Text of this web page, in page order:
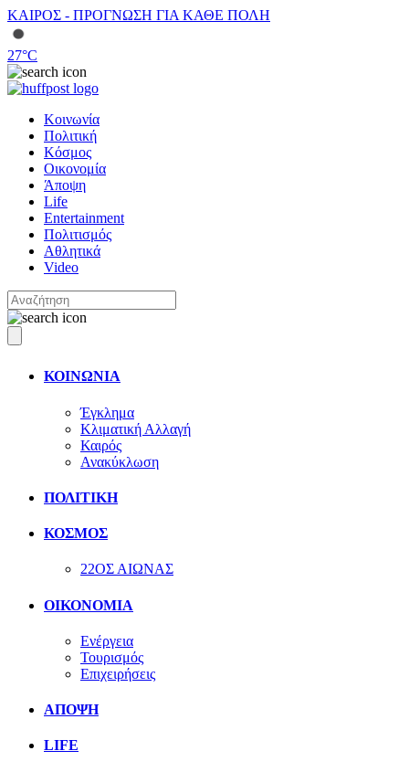
ΚΑΙΡΟΣ - ΠΡΟΓΝΩΣΗ ΓΙΑ ΚΑΘΕ ΠΟΛΗ
27°C
Κοινωνία
Πολιτική
Κόσμος
Οικονομία
Άποψη
Life
Entertainment
Πολιτισμός
Αθλητικά
Video
ΚΟΙΝΩΝΙΑ
Έγκλημα
Κλιματική Αλλαγή
Καιρός
Ανακύκλωση
ΠΟΛΙΤΙΚΗ
ΚΟΣΜΟΣ
22ΟΣ ΑΙΩΝΑΣ
ΟΙΚΟΝΟΜΙΑ
Ενέργεια
Τουρισμός
Επιχειρήσεις
ΑΠΟΨΗ
LIFE